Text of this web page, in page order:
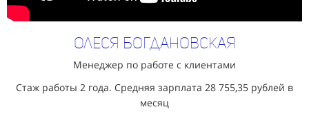
Олеся Богдановская
Менеджер по работе с клиентами
Стаж работы 2 года. Средняя зарплата 28 755,35 рублей в
месяц